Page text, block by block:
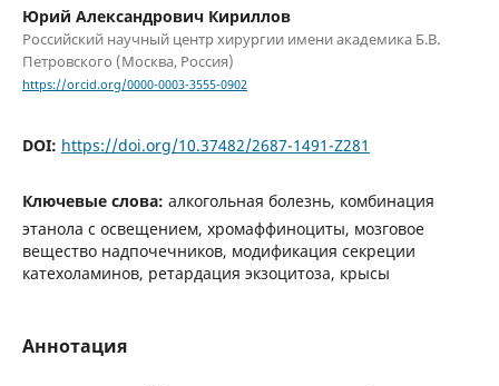
Юрий Александрович Кириллов
Российский научный центр хирургии имени академика Б.В.
Петровского (Москва, Россия)
https://orcid.org/0000-0003-3555-0902
DOI: https://doi.org/10.37482/2687-1491-Z281
Ключевые слова: алкогольная болезнь, комбинация
этанола с освещением, хромаффиноциты, мозговое
вещество надпочечников, модификация секреции
катехоламинов, ретардация экзоцитоза, крысы
Аннотация